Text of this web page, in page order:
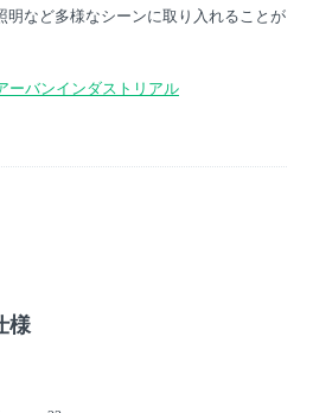
明など多様なシーンに取り入れることが
ーバンインダストリアル
様